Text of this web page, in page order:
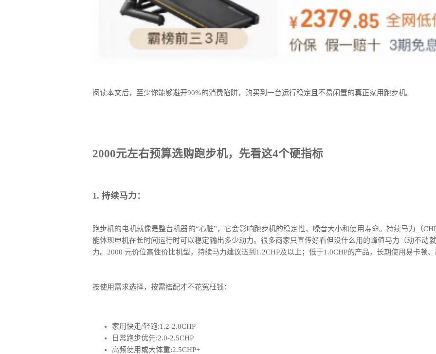
阅读本文后，至少你能够避开90%的消费陷阱，购买到一台运行稳定且不易闲置的真正家用跑步机。
2000元左右预算选购跑步机，先看这4个硬指标
1. 持续马力：
跑步机的电机就像是整台机器的“心脏”，它会影响跑步机的稳定性、噪音大小和使用寿命。持续马力（
能体现电机在长时间运行时可以稳定输出多少动力。很多商家只宣传好看但没什么用的峰值马力（动不动
力。2000 元价位高性价比机型，持续马力建议达到1.2CHP及以上；低于1.0CHP的产品，长期使用易卡顿
按使用需求选择，按需搭配才不花冤枉钱：
家用快走/轻跑:1.2-2.0CHP
日常跑步优先:2.0-2.5CHP
高频使用或大体重:2.5CHP+